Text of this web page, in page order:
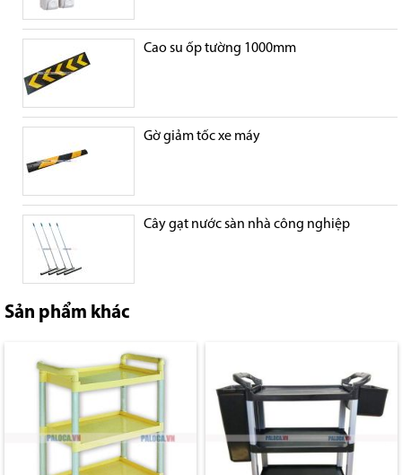
Cao su ốp tường 1000mm
Gờ giảm tốc xe máy
Cây gạt nước sàn nhà công nghiệp
Sản phẩm khác